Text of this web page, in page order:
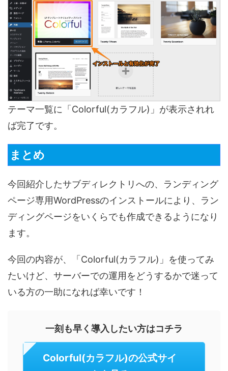
テーマ一覧に「Colorful(カラフル)」が表示されれ
ば完了です。
まとめ
今回紹介したサブディレクトリへの、ランディング
ページ専用WordPressのインストールにより、ラン
ディングページをいくらでも作成できるようになり
ます。
今回の内容が、「Colorful(カラフル)」を使ってみ
たいけど、サーバーでの運用をどうするかで迷って
いる方の一助になれば幸いです！
一刻も早く導入したい方はコチラ
Colorful(カラフル)の公式サイ